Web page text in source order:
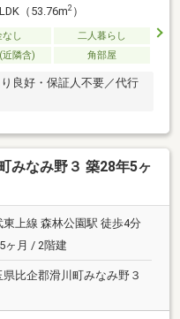
（53.76m2）
し
二人暮らし
隣含) 角部屋
良好・保証人不要／代行
みなみ野３ 築28年5ヶ
東上線 森林公園駅 徒歩4分
ヶ月 / 2階建
県比企郡滑川町みなみ野３